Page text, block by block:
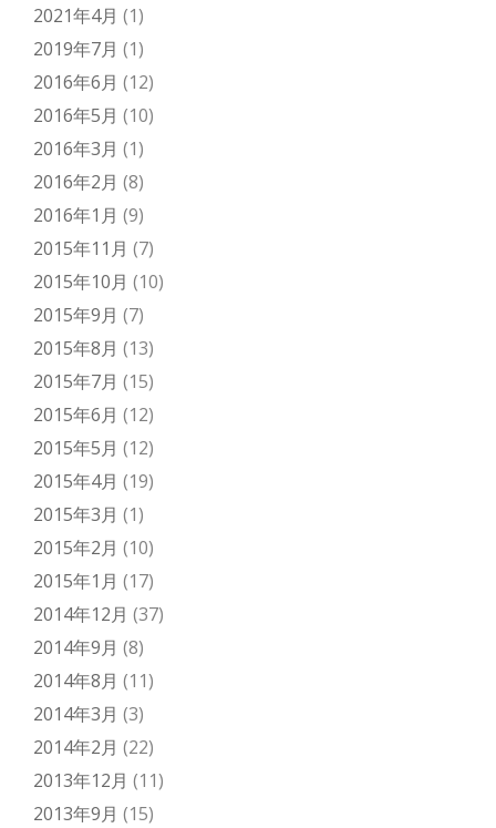
2021年4月 (1)
2019年7月 (1)
2016年6月 (12)
2016年5月 (10)
2016年3月 (1)
2016年2月 (8)
2016年1月 (9)
2015年11月 (7)
2015年10月 (10)
2015年9月 (7)
2015年8月 (13)
2015年7月 (15)
2015年6月 (12)
2015年5月 (12)
2015年4月 (19)
2015年3月 (1)
2015年2月 (10)
2015年1月 (17)
2014年12月 (37)
2014年9月 (8)
2014年8月 (11)
2014年3月 (3)
2014年2月 (22)
2013年12月 (11)
2013年9月 (15)